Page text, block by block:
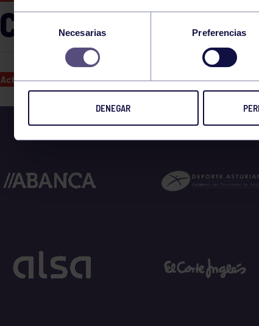
Selección
consentimiento
Necesarias Preferencias
DENEGAR
CHARLA ECLIPSE
Actividades deportivas 14 JUL 2026